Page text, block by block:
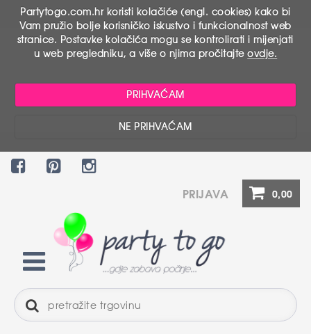
Partytogo.com.hr koristi kolačiće (engl. cookies) kako bi
Vam pružio bolje korisničko iskustvo i funkcionalnost web
stranice. Postavke kolačića mogu se kontrolirati i mijenjati
u web pregledniku, a više o njima pročitajteovdje.
PRIHVAĆAM
NE PRIHVAĆAM
0,00
PRIJAVA